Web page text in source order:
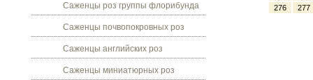
Саженцы роз группы флорибунда
Саженцы почвопокровных роз
Саженцы английских роз
Саженцы миниатюрных роз
276
277